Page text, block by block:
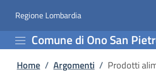
Prodotti
Regione Lombardia(apre in un'altra
Comune di Ono San
Home / Argomenti / Prodotti